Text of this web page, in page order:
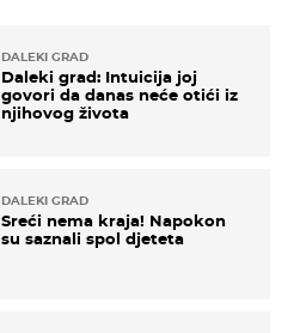
DALEKI GRAD
Daleki grad: Intuicija joj
govori da danas neće otići iz
njihovog života
DALEKI GRAD
Sreći nema kraja! Napokon
su saznali spol djeteta